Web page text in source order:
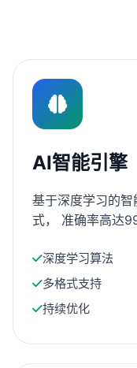
AI智能引擎
基于深度学习的
式， 准确率高达
深度学习算法
多格式支持
持续优化